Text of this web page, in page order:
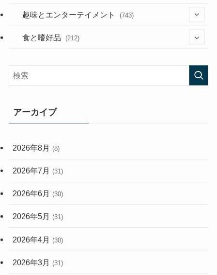
(181)
(395)
(282)
(33)
(248)
趣味とエンターテイメント (743)
(56)
食と嗜好品 (212)
アーカイブ
2026年8月 (8)
2026年7月 (31)
2026年6月 (30)
2026年5月 (31)
2026年4月 (30)
2026年3月 (31)